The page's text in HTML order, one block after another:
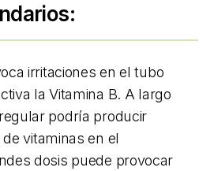
irritaciones en el tubo
la Vitamina B. A largo
podría producir
vitaminas en el
dosis puede provocar